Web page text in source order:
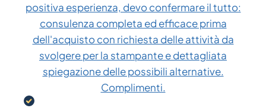
positiva esperienza, devo confermare il tutto:
consulenza completa ed efficace prima
dell'acquisto con richiesta delle attività da
svolgere per la stampante e dettagliata
spiegazione delle possibili alternative.
Complimenti.